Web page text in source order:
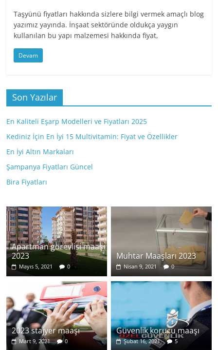
Taşyünü fiyatları hakkında sizlere bilgi vermek amaçlı blog
yazımız yayında. İnşaat sektöründe oldukça yaygın
kullanılan bu yapı malzemesi hakkında fiyat,
Devam
Son Yazılar
En Kaliteli Eşarp Modelleri ve Fiyatları 2025
Kediniz İçin En İyi 15 Multivitamin: Fiyat ve Özellikler
En İyi Altın Markaları
Şampanya Fiyatları Güncel
Bira Fiyatları
Apartman görevlisi maaşı
2023
Mayıs 5, 2021 0
Muhtar Maaşları 2023
Nisan 9, 2021 0
2023 stajyer maaşı
Mart 9, 2021 0
Güvenlik korucu maaşı
Şubat 16, 2021 5